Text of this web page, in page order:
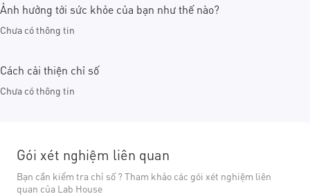
Ảnh hưởng tới sức khỏe của bạn như thế nào?
Chưa có thông tin
Cách cải thiện chỉ số
Chưa có thông tin
Gói xét nghiệm liên quan
Bạn cần kiểm tra chỉ số ? Tham khảo các gói xét nghiệm liên
quan của Lab House